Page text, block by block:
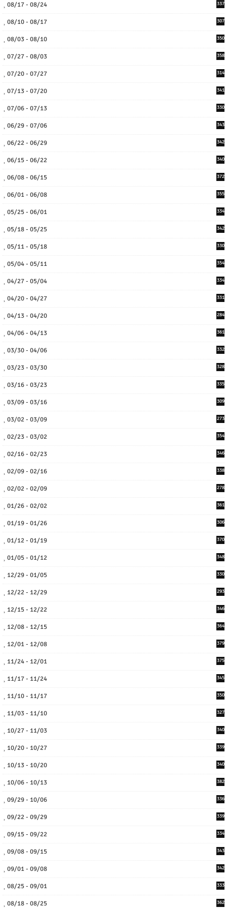
08/17 - 08/24 337
08/10 - 08/17 307
08/03 - 08/10 350
07/27 - 08/03 358
07/20 - 07/27 314
07/13 - 07/20 341
07/06 - 07/13 330
06/29 - 07/06 343
06/22 - 06/29 342
06/15 - 06/22 340
06/08 - 06/15 372
06/01 - 06/08 355
05/25 - 06/01 334
05/18 - 05/25 342
05/11 - 05/18 330
05/04 - 05/11 354
04/27 - 05/04 334
04/20 - 04/27 331
04/13 - 04/20 284
04/06 - 04/13 361
03/30 - 04/06 332
03/23 - 03/30 328
03/16 - 03/23 335
03/09 - 03/16 309
03/02 - 03/09 273
02/23 - 03/02 354
02/16 - 02/23 346
02/09 - 02/16 338
02/02 - 02/09 278
01/26 - 02/02 361
01/19 - 01/26 306
01/12 - 01/19 370
01/05 - 01/12 348
12/29 - 01/05 330
12/22 - 12/29 293
12/15 - 12/22 346
12/08 - 12/15 364
12/01 - 12/08 379
11/24 - 12/01 375
11/17 - 11/24 345
11/10 - 11/17 350
11/03 - 11/10 327
10/27 - 11/03 340
10/20 - 10/27 339
10/13 - 10/20 340
10/06 - 10/13 382
09/29 - 10/06 336
09/22 - 09/29 339
09/15 - 09/22 334
09/08 - 09/15 343
09/01 - 09/08 342
08/25 - 09/01 333
08/18 - 08/25 362